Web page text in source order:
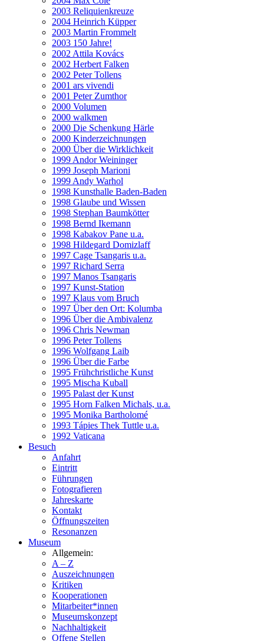
2003 Reliquienkreuze
2004 Heinrich Küpper
2003 Martin Frommelt
2003 150 Jahre!
2002 Attila Kovács
2002 Herbert Falken
2002 Peter Tollens
2001 ars vivendi
2001 Peter Zumthor
2000 Volumen
2000 walkmen
2000 Die Schenkung Härle
2000 Kinderzeichnungen
2000 Über die Wirklichkeit
1999 Andor Weininger
1999 Joseph Marioni
1999 Andy Warhol
1998 Kunsthalle Baden-Baden
1998 Glaube und Wissen
1998 Stephan Baumkötter
1998 Bernd Ikemann
1998 Kabakov Pane u.a.
1998 Hildegard Domizlaff
1997 Cage Tsangaris u.a.
1997 Richard Serra
1997 Manos Tsangaris
1997 Kunst-Station
1997 Klaus vom Bruch
1997 Über den Ort: Kolumba
1996 Über die Ambivalenz
1996 Chris Newman
1996 Peter Tollens
1996 Wolfgang Laib
1996 Über die Farbe
1995 Frühchristliche Kunst
1995 Mischa Kuball
1995 Palast der Kunst
1995 Horn Falken Michals, u.a.
1995 Monika Bartholomé
1993 Tápies Thek Tuttle u.a.
1992 Vaticana
Besuch
Anfahrt
Eintritt
Führungen
Fotografieren
Jahreskarte
Kontakt
Öffnungszeiten
Resonanzen
Museum
Allgemein:
A – Z
Auszeichnungen
Kritiken
Kooperationen
Mitarbeiter*innen
Museumskonzept
Nachhaltigkeit
Offene Stellen